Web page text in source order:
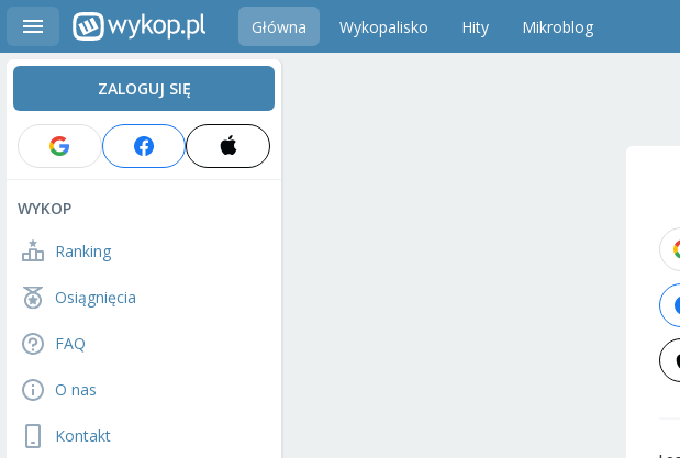
Główna Wykopalisko Hity Mikroblog
ZALOGUJ SIĘ
WYKOP
Ranking
Osiągnięcia
FAQ
O nas
Kontakt